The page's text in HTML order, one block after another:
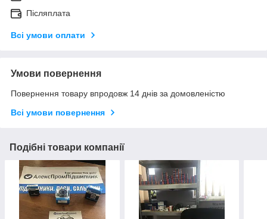
Післяплата
Всі умови оплати
Умови повернення
Повернення товару впродовж 14 днів за домовленістю
Всі умови повернення
Подібні товари компанії